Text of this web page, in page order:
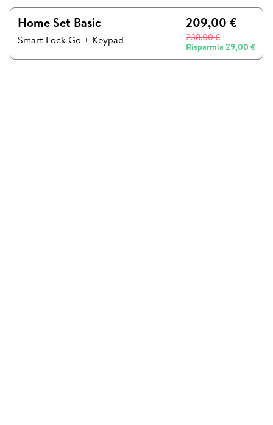
Home Set Basic
Smart Lock Go + Keypad
209,00 €
238,00 €
Risparmia 29,00 €